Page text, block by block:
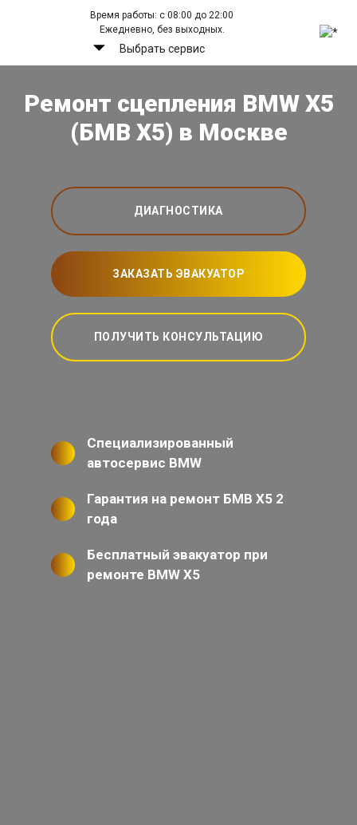
Время работы: с 08:00 до 22:00
Ежедневно, без выходных.
Выбрать сервис
Ремонт сцепления BMW X5
(БМВ Х5) в Москве
ДИАГНОСТИКА
ЗАКАЗАТЬ ЭВАКУАТОР
ПОЛУЧИТЬ КОНСУЛЬТАЦИЮ
Специализированный
автосервис BMW
Гарантия на ремонт БМВ Х5 2
года
Бесплатный эвакуатор при
ремонте BMW X5